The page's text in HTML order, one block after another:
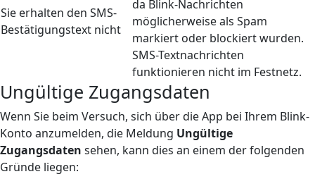
Sie erhalten den SMS-
Bestätigungstext nicht
da Blink-Nachrichten
möglicherweise als Spam
markiert oder blockiert wurden.
SMS-Textnachrichten
funktionieren nicht im Festnetz.
Ungültige Zugangsdaten
Wenn Sie beim Versuch, sich über die App bei Ihrem Blink-
Konto anzumelden, die Meldung Ungültige
Zugangsdaten sehen, kann dies an einem der folgenden
Gründe liegen: